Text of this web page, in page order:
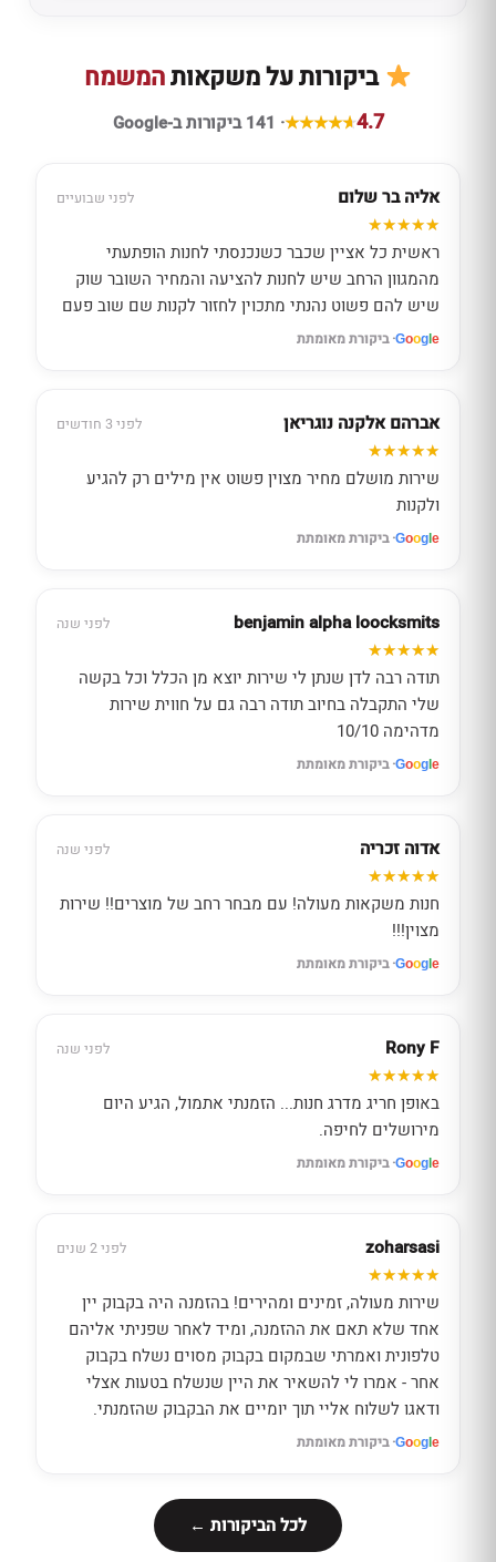
ביקורות על משקאותהמשמח
4.7 · 141 ביקורות ב-Google
אליה בר שלום לפני שבועיים
ראשית כל אציין שכבר כשנכנסתי לחנות הופתעתי
מהמגוון הרחב שיש לחנות להציעה והמחיר השובר שוק
שיש להם פשוט נהנתי מתכוין לחזור לקנות שם שוב פעם
Goog e · ביקורת מאומתת
אברהם אלקנה נוגריאן לפני 3 חודשים
שירות מושלם מחיר מצוין פשוט אין מילים רק להגיע
ולקנות
Goog e · ביקורת מאומתת
benjamin alpha loocksmits לפני שנה
תודה רבה לדן שנתן לי שירות יוצא מן הכלל וכל בקשה
שלי התקבלה בחיוב תודה רבה גם על חווית שירות
מדהימה 10/10
Goog e · ביקורת מאומתת
אדוה זכריה לפני שנה
חנות משקאות מעולה! עם מבחר רחב של מוצרים!! שירות
מצוין!!!
Goog e · ביקורת מאומתת
Rony F לפני שנה
באופן חריג מדרג חנות... הזמנתי אתמול, הגיע היום
מירושלים לחיפה.
Goog e · ביקורת מאומתת
zoharsasi לפני 2 שנים
שירות מעולה, זמינים ומהירים! בהזמנה היה בקבוק יין
אחד שלא תאם את ההזמנה, ומיד לאחר שפניתי אליהם
טלפונית ואמרתי שבמקום בקבוק מסוים נשלח בקבוק
אחר - אמרו לי להשאיר את היין שנשלח בטעות אצלי
ודאגו לשלוח אליי תוך יומיים את הבקבוק שהזמנתי.
Goog e · ביקורת מאומתת
לכל הביקורות ←